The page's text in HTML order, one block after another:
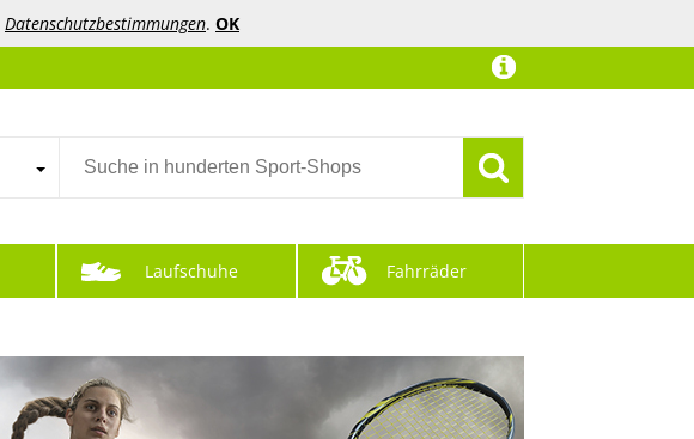
Datenschutzbestimmungen. OK
Laufschuhe Fahrräder